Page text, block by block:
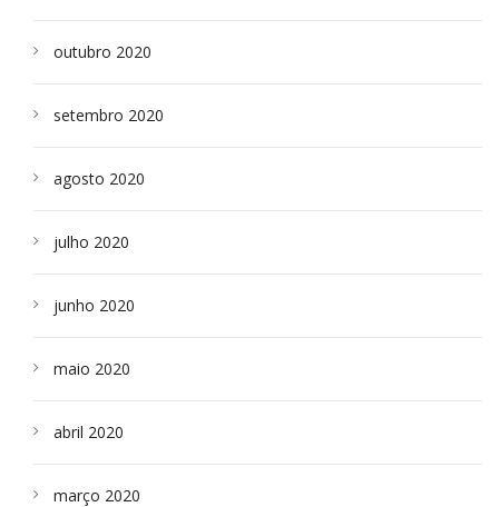
outubro 2020
setembro 2020
agosto 2020
julho 2020
junho 2020
maio 2020
abril 2020
março 2020